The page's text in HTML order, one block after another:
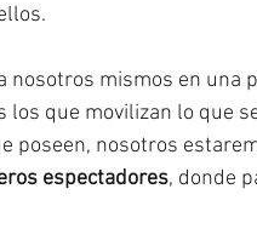
nosotros mismos en una
los que movilizan lo que
poseen, nosotros
espectadores, donde